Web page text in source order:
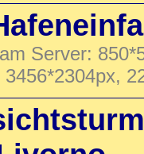
Server:
3456*2304px,